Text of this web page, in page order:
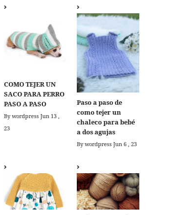
COMO TEJER UN
SACO PARA PERRO
PASO A PASO
By wordpressJun 13 ,
23
Paso a paso de
como tejer un
chaleco para bebé
a dos agujas
By wordpress Jun 6 , 23